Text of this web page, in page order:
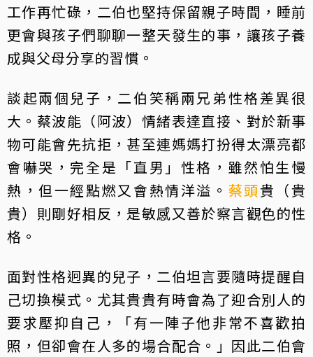
工作再忙碌，二伯也堅持保留親子時間，睡前
更會與孩子們聊聊一整天發生的事，讓孩子養
成與父母分享的習慣。
談起兩個兒子，二伯笑稱兩兄弟性格差異很
大。蔡波能（阿波）情緒表達直接、對於新事
物可能會先抗拒，甚至連媽媽打扮得太漂亮都
會嚇哭，完全是「直男」性格，雖然怕生慢
熱，但一經點燃又會熱情洋溢。 蔡頭貴（貴
貴）則剛好相反，是敏感又善於察言觀色的性
格。
面對性格迥異的兒子，二伯坦言要隨時提醒自
己切換模式。尤其貴貴有時會為了迎合別人的
要求壓抑自己，「有一陣子他非常不喜歡拍
照，但卻會在人多的場合配合。」因此二伯會